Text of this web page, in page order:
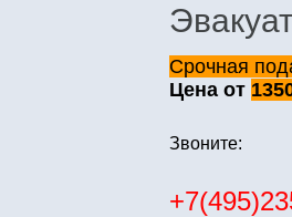
Срочная
Цена от
Звоните: